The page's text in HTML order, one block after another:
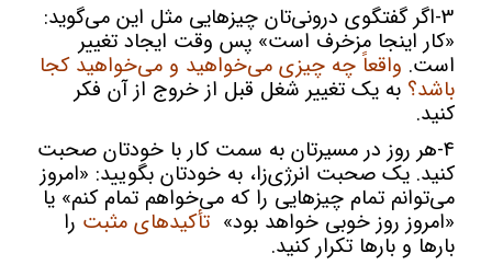
3-اگر گفتگوی درونی‌تان چیزهایی مثل این می‌گوید:
«کار اینجا مزخرف است» پس وقت ایجاد تغییر
است. واقعاً چه چیزی می‌خواهید و می‌خواهید کجا
باشد؟ به یک تغییر شغل قبل از خروج از آن فکر
کنید.
4-هر روز در مسیرتان به سمت کار با خودتان صحبت
کنید. یک صحبت انرژی‌زا، به خودتان بگویید: «امروز
می‌توانم تمام چیزهایی را که می‌خواهم تمام کنم» یا
«امروز روز خوبی خواهد بود» تأکیدهای مثبت را
بارها و بارها تکرار کنید.